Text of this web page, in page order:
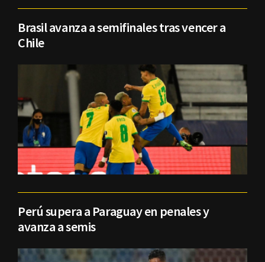
Brasil avanza a semifinales tras vencer a
Chile
Perú supera a Paraguay en penales y
avanza a semis